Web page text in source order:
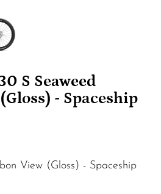
S Seaweed
- Spaceship
View (Gloss) - Spaceship